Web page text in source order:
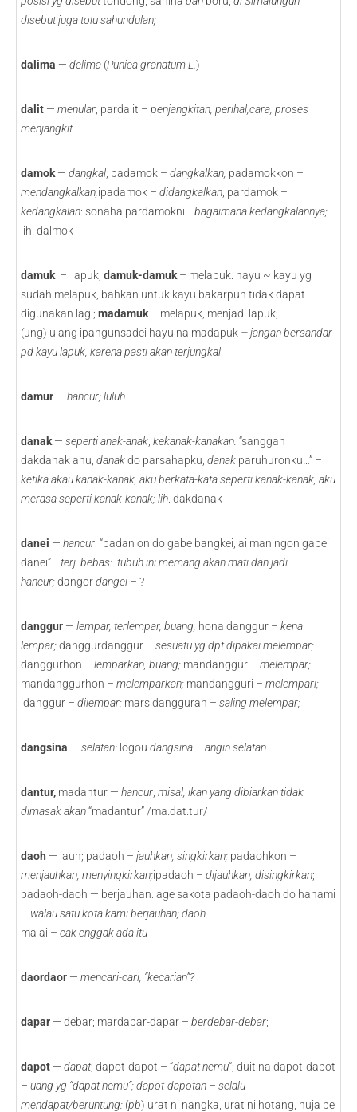
disebut juga tolu sahundulan;
dalima — delima (Punica granatum L. )
dalit — menular; pardalit – penjangkitan, perihal,cara, proses
menjangkit
damok — dangkal; padamok – dangkalkan; padamokkon –
mendangkalkan;ipadamok – didangkalkan; pardamok –
kedangkalan: sonaha pardamokni –bagaimana kedangkalannya;
lih. dalmok
damuk – lapuk; damuk-damuk – melapuk: hayu ~ kayu yg
sudah melapuk, bahkan untuk kayu bakarpun tidak dapat
digunakan lagi; madamuk – melapuk, menjadi lapuk;
(ung) ulang ipangunsadei hayu na madapuk –jangan bersandar
pd kayu lapuk, karena pasti akan terjungkal
damur — hancur; luluh
danak — seperti anak-anak kekanak-kanakan:“sanggah
dakdanak ahu, danakdo parsahapku, danak paruhuronku…” –
ketika akau kanak-kanak, aku berkata-kata seperti kanak-kanak, aku
merasa seperti kanak-kanak; lih . dakdanak
danei — hancur: “badan on do gabe bangkei, ai maningon gabei
danei” –terj. bebas: tubuh ini memang akan mati dan jadi
hancur;dangordangei – ?
danggur — lempar, terlempar, buang; hona danggur – kena
lempar;danggurdanggur – sesuatu yg dpt dipakai melempar;
danggurhon – lemparkan, buang; mandanggur – melempar;
mandanggurhon – melemparkan; mandangguri – melempari;
idanggur – dilempar; marsidangguran – saling melempar;
dangsina — selatan: logou dangsina – angin selatan
dantur, madantur — hancur; misal, ikan yang dibiarkan tidak
dimasak akan“madantur” /ma.dat.tur/
daoh — jauh; padaoh – jauhkan, singkirkan; padaohkon –
menjauhkan, menyingkirkan;ipadaoh – dijauhkan, disingkirkan;
padaoh-daoh — berjauhan: age sakota padaoh-daoh do hanami
– walausatu kota kami berjauhan; daoh
ma ai – cak enggak ada itu
daordaor — mencari-cari, “kecarian”?
dapar — debar; mardapar-dapar – berdebar-debar;
dapot — dapat; dapot-dapot – “dapat nemu“; duit na dapot-dapot
– uang yg “dapat nemu”; dapot-dapotan – selalu
mendapat/beruntung: (pb) urat ni nangka, urat ni hotang, huja pe